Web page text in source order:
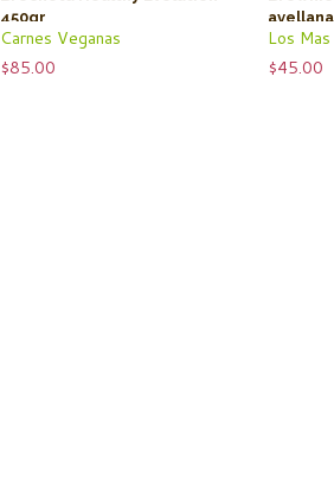
450gr
Carnes Veganas
$85.00
Los
$45.00